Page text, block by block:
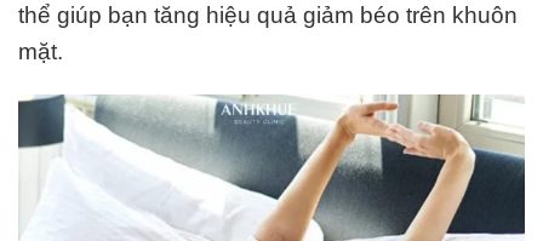
thể giúp bạn tăng hiệu quả giảm béo trên khuôn
mặt.